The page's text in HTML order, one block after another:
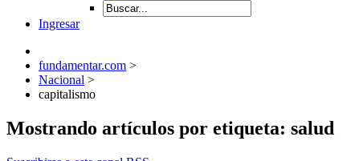
Ingresar
fundamentar.com >
Nacional >
capitalismo
Mostrando artículos por etiqueta: salud